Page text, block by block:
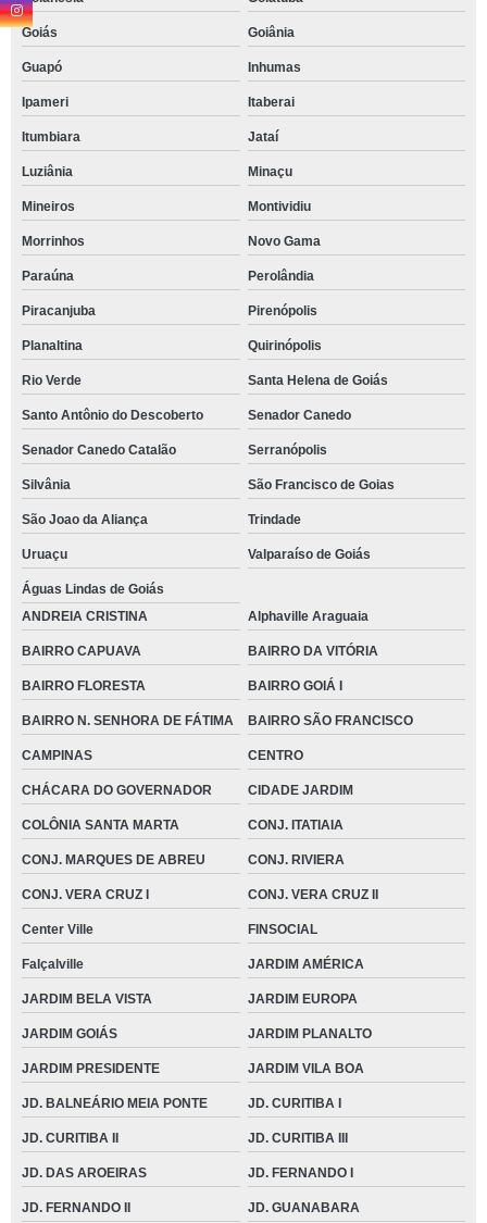
Goiás Goiânia
Guapó Inhumas
Ipameri Itaberai
Itumbiara Jataí
Luziânia Minaçu
Mineiros Montividiu
Morrinhos Novo Gama
Paraúna Perolândia
Piracanjuba Pirenópolis
Planaltina Quirinópolis
Rio Verde Santa Helena de Goiás
Santo Antônio do Descoberto Senador Canedo
Senador Canedo Catalão Serranópolis
Silvânia São Francisco de Goias
São Joao da Aliança Trindade
Uruaçu Valparaíso de Goiás
Águas Lindas de Goiás
ANDREIA CRISTINA
Alphaville Araguaia
BAIRRO CAPUAVA BAIRRO DA VITÓRIA
BAIRRO FLORESTA BAIRRO GOIÁ I
BAIRRO N. SENHORA DE FÁTIMA BAIRRO SÃO FRANCISCO
CAMPINAS CENTRO
CHÁCARA DO GOVERNADOR CIDADE JARDIM
COLÔNIA SANTA MARTA CONJ. ITATIAIA
CONJ. MARQUES DE ABREU CONJ. RIVIERA
CONJ. VERA CRUZ I CONJ. VERA CRUZ II
Center Ville FINSOCIAL
Falçalville JARDIM AMÉRICA
JARDIM BELA VISTA JARDIM EUROPA
JARDIM GOIÁS JARDIM PLANALTO
JARDIM PRESIDENTE JARDIM VILA BOA
JD. BALNEÁRIO MEIA PONTE JD. CURITIBA I
JD. CURITIBA II JD. CURITIBA III
JD. DAS AROEIRAS JD. FERNANDO I
JD. FERNANDO II JD. GUANABARA